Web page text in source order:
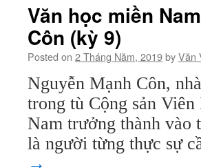
Văn học miền
Côn (kỳ 9)
Posted on 2 Tháng Năm, 2019byVăn
Nguyễn Mạnh Côn,
trong tù Cộng sản
Nam trưởng thành vào
là người từng thực sự
→